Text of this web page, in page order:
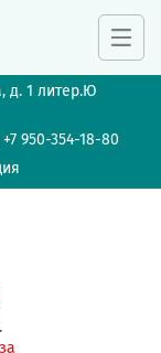
д. 1 литер.Ю
+7 950-354-18-80